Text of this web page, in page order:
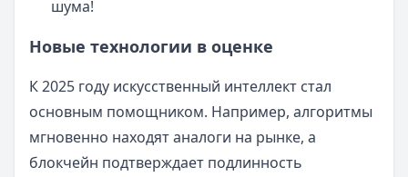
шума!
Новые технологии в оценке
К 2025 году искусственный интеллект стал
основным помощником. Например, алгоритмы
мгновенно находят аналоги на рынке, а
блокчейн подтверждает подлинность